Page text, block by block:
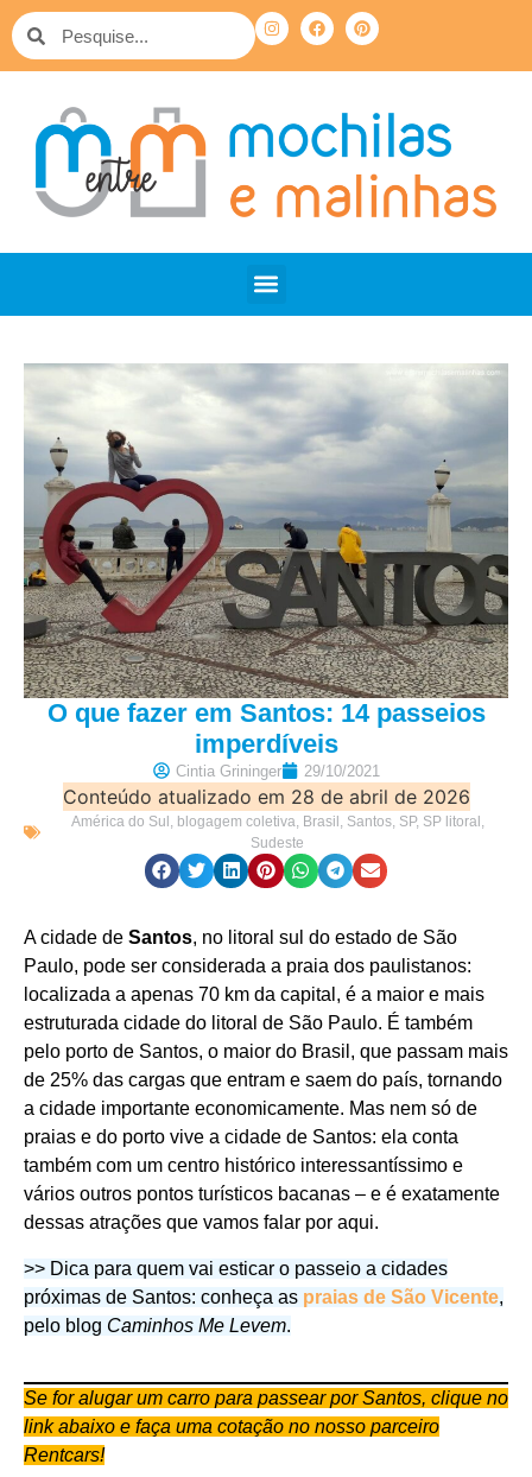
O que fazer em Santos: 14 passeios
imperdíveis
Cintia Grininger 29/10/2021
Conteúdo atualizado em 28 de abril de 2026
América do Sul blogagem coletiva Brasil Santos, SP, SP litoral
Sudeste
A cidade de Santos, no litoral sul do estado de São
Paulo, pode ser considerada a praia dos paulistanos:
localizada a apenas 70 km da capital, é a maior e mais
estruturada cidade do litoral de São Paulo. É também
pelo porto de Santos, o maior do Brasil, que passam mais
de 25% das cargas que entram e saem do país, tornando
a cidade importante economicamente. Mas nem só de
praias e do porto vive a cidade de Santos: ela conta
também com um centro histórico interessantíssimo e
vários outros pontos turísticos bacanas – e é exatamente
dessas atrações que vamos falar por aqui.
>> Dica para quem vai esticar o passeio a cidades
próximas de Santos: conheça as praias de São Vicente,
pelo blog Caminhos Me Levem.
Se for alugar um carro para passear por Santos, clique no
link abaixo e faça uma cotação no nosso parceiro
Rentcars!